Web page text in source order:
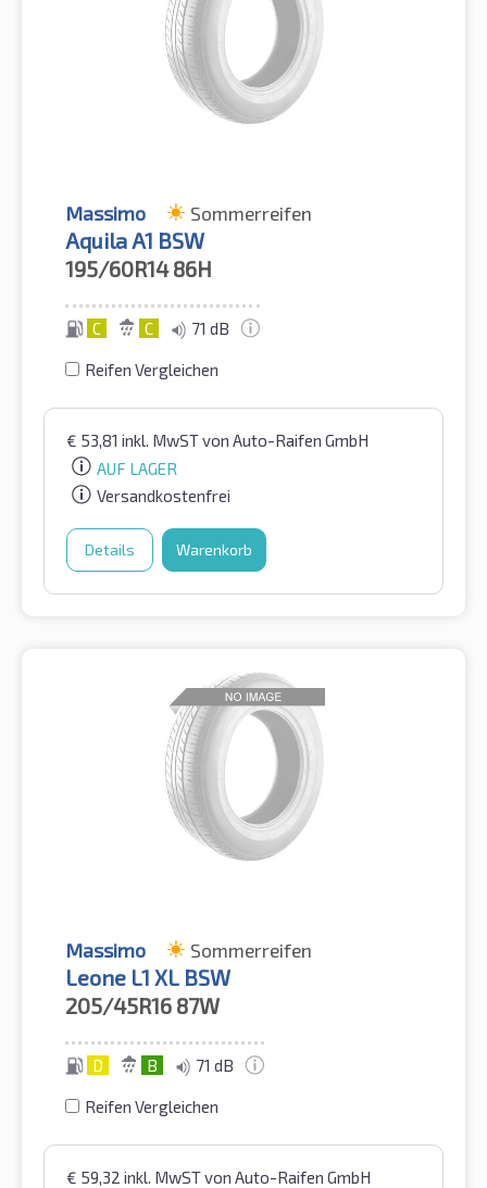
Massimo Sommerreifen
Aquila A1 BSW
195/60R14 86H
C C 71 dB
Reifen Vergleichen
€ 53,81 inkl. MwSTvon Auto-Raifen GmbH
AUF LAGER
Versandkostenfrei
Details Warenkorb
Massimo Sommerreifen
Leone L1 XL BSW
205/45R16 87W
D B 71 dB
Reifen Vergleichen
€ 59,32 inkl. MwSTvon Auto-Raifen GmbH